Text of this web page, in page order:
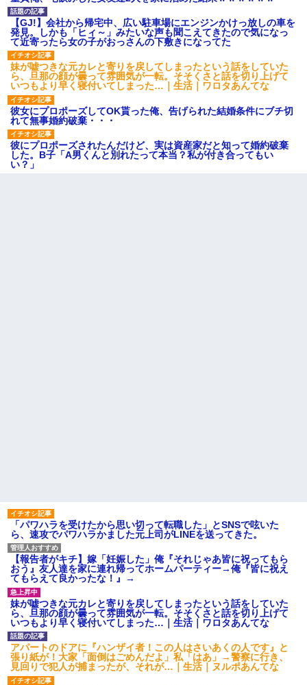
【GJ!】会社から帰宅中、広い駐車場にエンジンかけっ放しの車を
発見。しかも「ヒィ～」みたいな声も聞こえてきたので気になっ
て近寄ったら女の子がおっさんの下敷きになってた
妹が嘘つきな元カレと寄りを戻してしまったという話をしていた
ら、旦那の顔が曇って雰囲気が一転。そそくさと話を切り上げて
いつもより早く寝付いてしまった…｜生活｜ワロタあんてな
彼女にプロポーズしてOK貰った俺、告げられた結婚条件にブチ切
れて無事婚約破棄・・・
彼にプロポーズされたんだけど、実は資産家だと知って婚約破棄
した。B子「A男くんと別れたって本当？私が付き合ってもい
い？」
「パワハラを受けたから思い切って転職した」とSNSで呟いた
ら、速攻でパワハラかました元上司がLINEを送ってきた。
【報告者がキチ】嫁「妊娠した」俺『それじゃあ皆に祝ってもら
おう』友人達を家に連れ帰ってホームパーティー→俺『皆に祝え
てもらえて良かったな！』→
妹が嘘つきな元カレと寄りを戻してしまったという話をしていた
ら、旦那の顔が曇って雰囲気が一転。そそくさと話を切り上げて
いつもより早く寝付いてしまった…｜生活｜ワロタあんてな
アパートのドアに『ハンザイ者！この人はさいあくの人です』と
張り紙が！大家「面倒はごめんだよ」私「はあ」→警察に行き、
見回りで犯人が捕まったが、それが…｜生活｜ヌルポあんてな